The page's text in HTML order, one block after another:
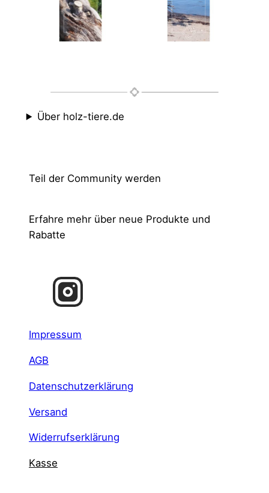
Über holz-tiere.de
Teil der Community werden
Erfahre mehr über neue Produkte und
Rabatte
Impressum
AGB
Datenschutzerklärung
Versand
Widerrufserklärung
Kasse